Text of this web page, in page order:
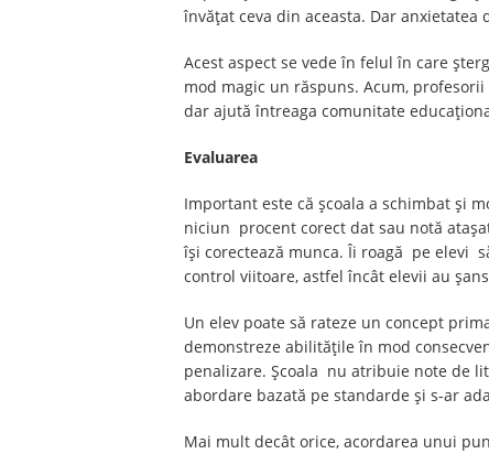
învățat ceva din aceasta. Dar
Acest aspect se vede în felul în care
mod magic un răspuns. Acum,
dar ajută întreaga comunitate
Evaluarea
Important este că școala a schimbat și
niciun procent corect dat sau notă
își corectează munca. Îi roagă pe elevi
control viitoare, astfel încât elevii au
Un elev poate să rateze un concept
demonstreze abilitățile în mod
penalizare. Școala nu atribuie note de
abordare bazată pe standarde și s-ar
Mai mult decât orice, acordarea unui